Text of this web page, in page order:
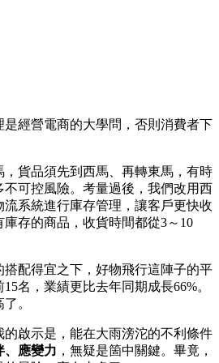
是經營電商的大學問，否則消費者下
貨品須先到西馬、再轉東馬，有時
可控風險。考量過後，我們改用西
系統進行庫存管理，讓客戶更快收
存的商品，收貨時間都從3～10
配得宜之下，好物飛行這陣子的平
名，業績更比去年同期成長66%。
。
啟示是，能在大雨滂沱的不利條件
、應變力 ，無疑是箇中關鍵。畢竟，